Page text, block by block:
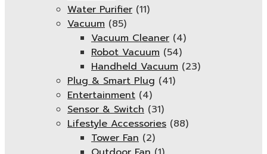
Water Purifier (11)
Vacuum (85)
Vacuum Cleaner (4)
Robot Vacuum (54)
Handheld Vacuum (23)
Plug & Smart Plug (41)
Entertainment (4)
Sensor & Switch (31)
Lifestyle Accessories (88)
Tower Fan (2)